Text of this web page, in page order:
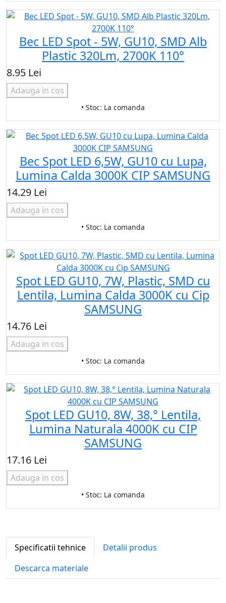
Bec LED Spot - 5W, GU10, SMD Alb
Plastic 320Lm, 2700K 110°
8.95 Lei
Adauga in cos
• Stoc: La comanda
Bec Spot LED 6,5W, GU10 cu Lupa,
Lumina Calda 3000K CIP SAMSUNG
14.29 Lei
Adauga in cos
• Stoc: La comanda
Spot LED GU10, 7W, Plastic, SMD cu
Lentila, Lumina Calda 3000K cu Cip
SAMSUNG
14.76 Lei
Adauga in cos
• Stoc: La comanda
Spot LED GU10, 8W, 38,° Lentila,
Lumina Naturala 4000K cu CIP
SAMSUNG
17.16 Lei
Adauga in cos
• Stoc: La comanda
Specificatii tehnice
Detalii produs
Descarca materiale